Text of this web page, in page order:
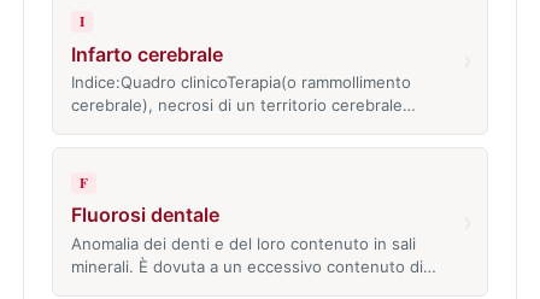
I
Infarto cerebrale
Indice:Quadro clinicoTerapia(o rammollimento
cerebrale), necrosi di un territorio cerebrale…
F
Fluorosi dentale
Anomalia dei denti e del loro contenuto in sali
minerali. È dovuta a un eccessivo contenuto di…